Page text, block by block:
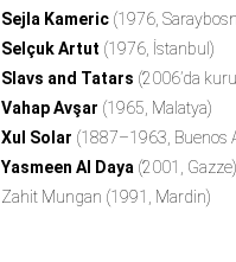
Sejla Kameric (1976,
Selçuk Artut (1976, İstanbul)
Slavs and Tatars (2006’da
Vahap Avşar (1965, Malatya)
Xul Solar (1887–1963, Buenos
Yasmeen Al Daya (2001, Gazze)
Zahit Mungan (1991, Mardin)